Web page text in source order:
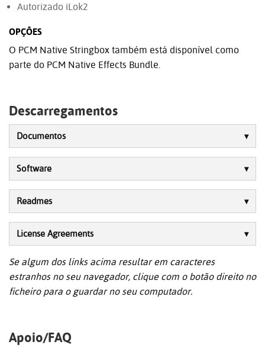
Autorizado iLok2
OPÇÕES
O PCM Native Stringbox também está disponível como
parte do PCM Native Effects Bundle.
Descarregamentos
Documentos
Software
Readmes
License Agreements
Se algum dos links acima resultar em caracteres
estranhos no seu navegador, clique com o botão direito no
ficheiro para o guardar no seu computador.
Apoio/FAQ